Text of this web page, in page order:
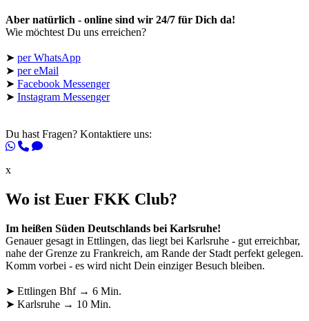
Aber natürlich - online sind wir 24/7 für Dich da!
Wie möchtest Du uns erreichen?
➤ per WhatsApp
➤ per eMail
➤ Facebook Messenger
➤ Instagram Messenger
Du hast Fragen? Kontaktiere uns:
x
Wo ist Euer FKK Club?
Im heißen Süden Deutschlands bei Karlsruhe!
Genauer gesagt in Ettlingen, das liegt bei Karlsruhe - gut erreichbar,
nahe der Grenze zu Frankreich, am Rande der Stadt perfekt gelegen.
Komm vorbei - es wird nicht Dein einziger Besuch bleiben.
➤ Ettlingen Bhf → 6 Min.
➤ Karlsruhe → 10 Min.